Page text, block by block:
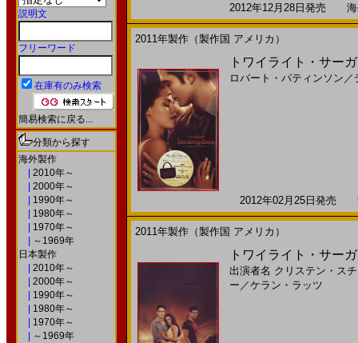
説明文
フリーワード
在庫有のみ検索
簡易検索に戻る...
分類から探す
海外製作
2010年～
2000年～
1990年～
1980年～
1970年～
～1969年
日本製作
2010年～
2000年～
1990年～
1980年～
1970年～
～1969年
2012年12月28日発売 海
2011年製作（製作国 アメリカ）
トワイライト・サー
ロバート・パティンソン ／
2012年02月25日発売
2011年製作（製作国 アメリカ）
トワイライト・サー
出演者名 クリステン・ス
ー ／ケラン・ラッツ